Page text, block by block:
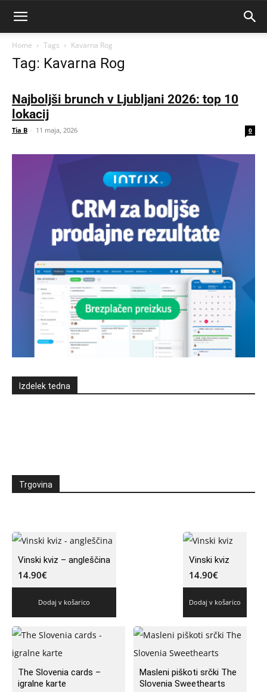
Home Tags Kavarna Rog
Tag: Kavarna Rog
Najboljši brunch v Ljubljani 2026: top 10
lokacij
Tia B - 11 maja, 2026 0
Izdelek tedna
Trgovina
Vinski kviz – angleščina
14.90€
Dodaj v košarico
Vinski kviz
14.90€
Dodaj v košarico
The Slovenia cards –
igralne karte
Masleni piškoti srčki The
Slovenia Sweethearts